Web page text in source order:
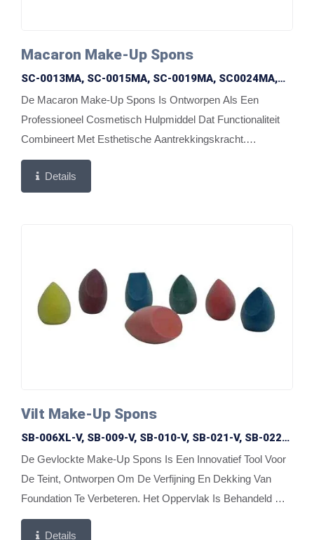
Macaron Make-Up Spons
SC-0013MA, SC-0015MA, SC-0019MA, SC0024MA,
SC-0026MA SC-0028MA, SC-0041MA, SC-0042MA,
De Macaron Make-Up Spons Is Ontworpen Als Een
Professioneel Cosmetisch Hulpmiddel Dat Functionaliteit
Combineert Met Esthetische Aantrekkingskracht.
Geïnspireerd Door Franse Macaron Desserts, Bevat De
Collectie...
Details
Vilt Make-Up Spons
SB-006XL-V, SB-009-V, SB-010-V, SB-021-V, SB-022-
V, SB-023-V, SB-024-V
De Gevlockte Make-Up Spons Is Een Innovatief Tool Voor
De Teint, Ontworpen Om De Verfijning En Dekking Van
Foundation Te Verbeteren. Het Oppervlak Is Behandeld Met
Geavanceerde Micro-Vlokkentechnologie,...
Details